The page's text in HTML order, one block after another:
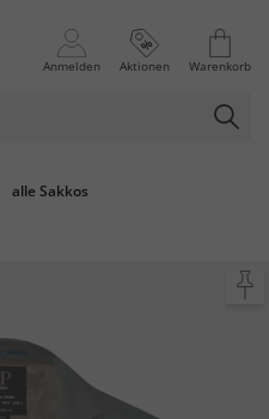
Anmelden Aktionen Warenkorb
alle Sakkos